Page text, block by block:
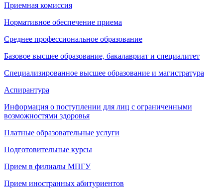
Приемная комиссия
Нормативное обеспечение приема
Среднее профессиональное образование
Базовое высшее образование, бакалавриат и специалитет
Специализированное высшее образование и магистратура
Аспирантура
Информация о поступлении для лиц с ограниченными
возможностями здоровья
Платные образовательные услуги
Подготовительные курсы
Прием в филиалы МПГУ
Прием иностранных абитуриентов